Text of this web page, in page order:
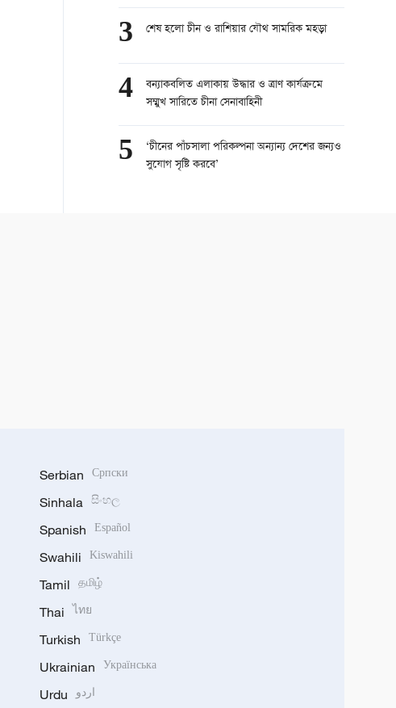
3 শেষ হলো চীন ও রাশিয়ার যৌথ সামরিক মহড়া
4
বন্যাকবলিত এলাকায় উদ্ধার ও ত্রাণ কার্যক্রমে
সম্মুখ সারিতে চীনা সেনাবাহিনী
5
‘চীনের পাঁচসালা পরিকল্পনা অন্যান্য দেশের জন্যও
সুযোগ সৃষ্টি করবে’
Serbian Српски
Sinhala සිංහල
Spanish Español
Swahili Kiswahili
Tamil தமிழ்
Thai ไทย
Turkish Türkçe
Ukrainian Українська
Urdu اردو